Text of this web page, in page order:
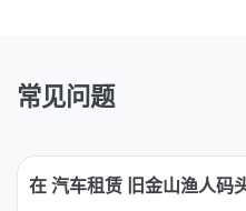
常见问题
在 汽车租赁 旧金山渔人码